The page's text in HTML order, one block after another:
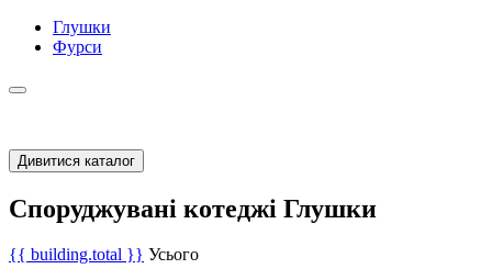
Глушки
Фурси
Дивитися каталог
Споруджувані котеджі Глушки
{{ building.total }} Усього